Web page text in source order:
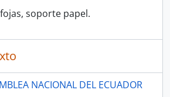
soporte papel.
NACIONAL DEL ECUADOR